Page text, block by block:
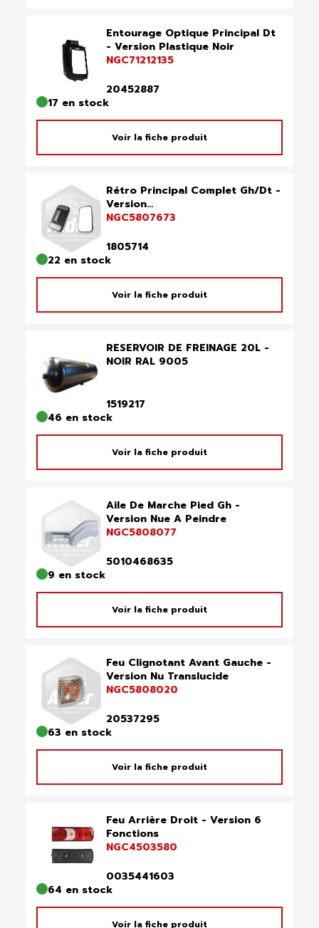
Entourage Optique Principal Dt
- Version Plastique Noir
NGC71212135
20452887
17 en stock
Voir la fiche produit
Rétro Principal Complet Gh/Dt -
Version...
NGC5807673
1805714
22 en stock
Voir la fiche produit
RESERVOIR DE FREINAGE 20L -
NOIR RAL 9005
1519217
46 en stock
Voir la fiche produit
Aile De Marche Pied Gh -
Version Nue A Peindre
NGC5808077
5010468635
9 en stock
Voir la fiche produit
Feu Clignotant Avant Gauche -
Version Nu Translucide
NGC5808020
20537295
63 en stock
Voir la fiche produit
Feu Arrière Droit - Version 6
Fonctions
NGC4503580
0035441603
64 en stock
Voir la fiche produit